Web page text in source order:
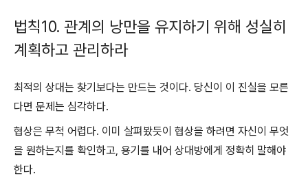
법칙10. 관계의 낭만을 유지하기 위해 성실히
계획하고 관리하라
최적의 상대는 찾기보다는 만드는 것이다. 당신이 이 진실을 모른
다면 문제는 심각하다.
협상은 무척 어렵다. 이미 살펴봤듯이 협상을 하려면 자신이 무엇
을 원하는지를 확인하고, 용기를 내어 상대방에게 정확히 말해야
한다.